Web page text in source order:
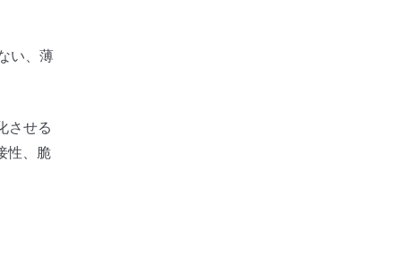
い、薄
させる
性、脆